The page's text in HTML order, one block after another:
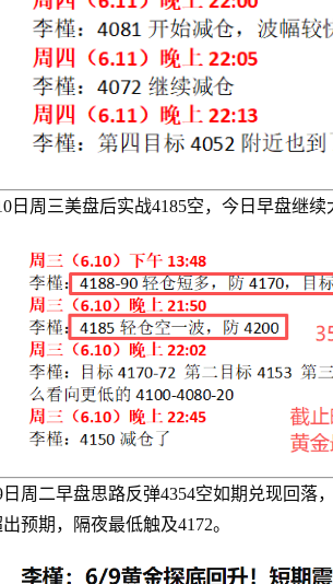
日周三美盘后实战4185空，今日早盘继
日周二早盘思路反弹4354空如期兑现回落
预期，隔夜最低触及4172。